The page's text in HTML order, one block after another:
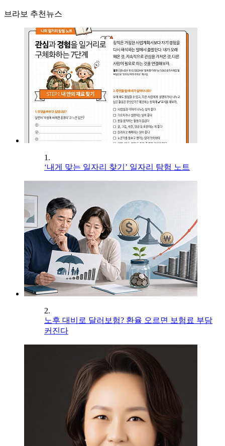
브라보 추천뉴스
1.
‘내게 맞는 일자리 찾기’ 일자리 탐험 노트
2.
노후 대비로 달러보험? 환율 오르면 보험료 부담
커진다